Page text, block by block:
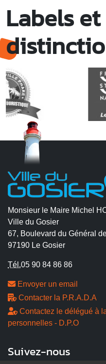
Labels et
Monsieur le Maire Michel
Ville du Gosier
67, Boulevard du Général
97190 Le Gosier
Tél.05 90 84 86 86
Envoyer un email
Contacter la P.R.A.D.A
Contactez le délégué à
personnelles - D.P.O
Suivez-nous